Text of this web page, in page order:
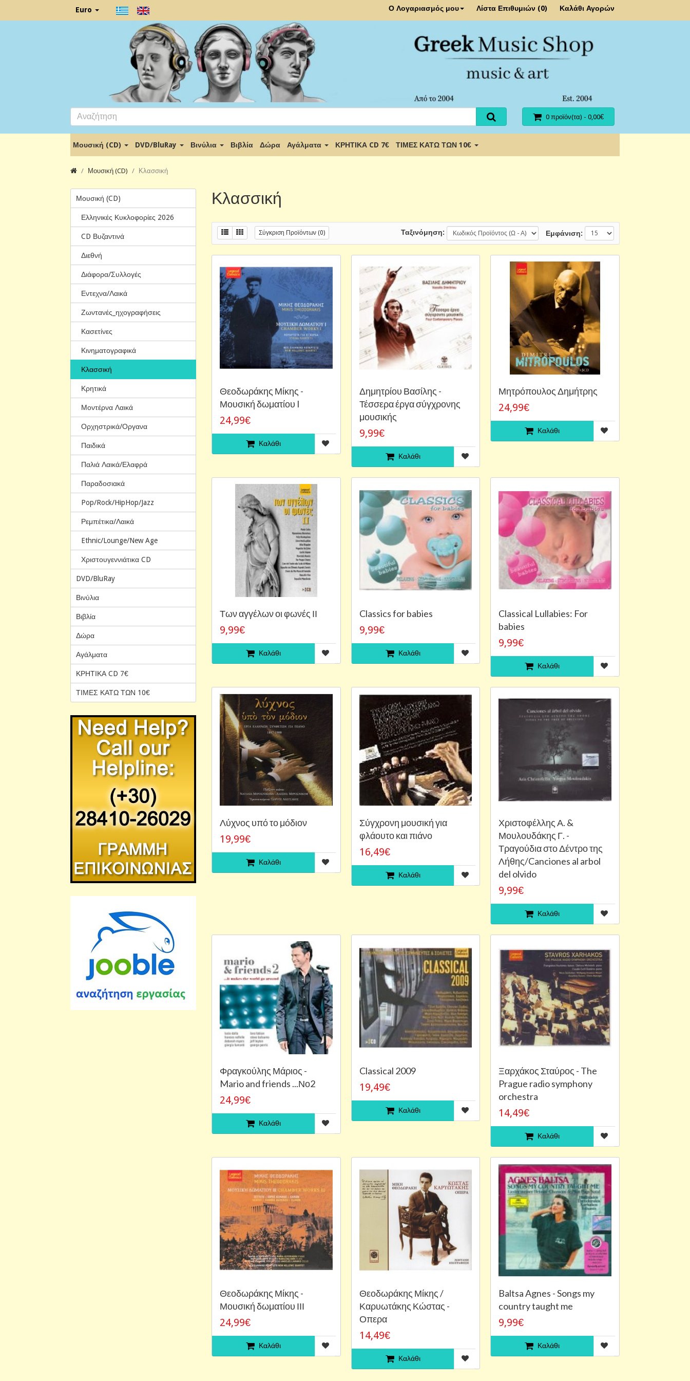
Euro Ο Λογαριασμός μου Λίστα Επιθυμιών (0) Καλάθι Αγορών
0 προϊόν(τα) - 0,00€
Μουσική (CD) DVD/BluRay Βινύλια Βιβλία Δώρα Αγάλματα ΚΡΗΤΙΚΑ CD 7€ ΤΙΜΕΣ ΚΑΤΩ ΤΩΝ 10€
Μουσική (CD) Κλασσική
Μουσική (CD)
Ελληνικές Κυκλοφορίες 2026
CD Βυζαντινά
Διεθνή
Διάφορα/Συλλογές
Εντεχνα/Λαικά
Ζωντανές_ηχογραφήσεις
Κασετίνες
Κινηματογραφικά
Κλασσική
Κρητικά
Μοντέρνα Λαικά
Ορχηστρικά/Οργανα
Παιδικά
Παλιά Λαικά/Ελαφρά
Παραδοσιακά
Pop/Rock/HipHop/Jazz
Ρεμπέτικα/Λαικά
Ethnic/Lounge/New Age
Χριστουγεννιάτικα CD
DVD/BluRay
Βινύλια
Βιβλία
Δώρα
Αγάλματα
ΚΡΗΤΙΚΑ CD 7€
ΤΙΜΕΣ ΚΑΤΩ ΤΩΝ 10€
Κλασσική
Σύγκριση Προϊόντων (0) Ταξινόμηση: Εμφάνιση:
Θεοδωράκης Μίκης -
Μουσική δωματίου I
24,99€
Καλάθι
Δημητρίου Βασίλης -
Τέσσερα έργα σύγχρονης
μουσικής
9,99€
Καλάθι
Μητρόπουλος Δημήτρης
24,99€
Καλάθι
Των αγγέλων οι φωνές ΙΙ
9,99€
Καλάθι
Classics for babies
9,99€
Καλάθι
Classical Lullabies: For
babies
9,99€
Καλάθι
Λύχνος υπό το μόδιον
19,99€
Καλάθι
Σύγχρονη μουσική για
φλάουτο και πιάνο
16,49€
Καλάθι
Χριστοφέλλης Α. &
Μουλουδάκης Γ. -
Τραγούδια στο Δέντρο της
Λήθης/Canciones al arbol
del olvido
9,99€
Καλάθι
Φραγκούλης Μάριος -
Mario and friends ...Νο2
24,99€
Καλάθι
Classical 2009
19,49€
Καλάθι
Ξαρχάκος Σταύρος - The
Prague radio symphony
orchestra
14,49€
Καλάθι
Θεοδωράκης Μίκης -
Μουσική δωματίου ΙΙΙ
24,99€
Καλάθι
Θεοδωράκης Μίκης /
Καρυωτάκης Κώστας -
Οπερα
14,49€
Καλάθι
Baltsa Agnes - Songs my
country taught me
9,99€
Καλάθι